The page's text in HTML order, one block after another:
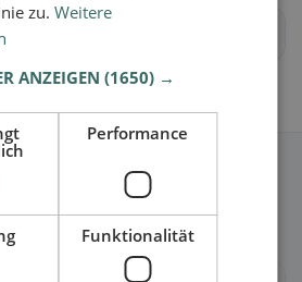
loszulegen.
zu.Weitere
ANZEIGEN(1650) →
Performance
Funktionalität